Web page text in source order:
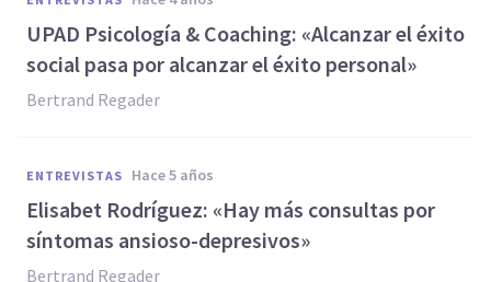
UPAD Psicología & Coaching: «Alcanzar el éxito
social pasa por alcanzar el éxito personal»
Bertrand Regader
ENTREVISTAS hace 5 años
Elisabet Rodríguez: «Hay más consultas por
síntomas ansioso-depresivos»
Bertrand Regader